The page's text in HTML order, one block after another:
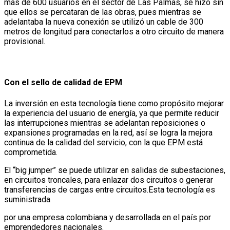
más de 600 usuarios en el sector de Las Palmas, se hizo sin
que ellos se percataran de las obras, pues mientras se
adelantaba la nueva conexión se utilizó un cable de 300
metros de longitud para conectarlos a otro circuito de manera
provisional.
Con el sello de calidad de EPM
La inversión en esta tecnología tiene como propósito mejorar
la experiencia del usuario de energía, ya que permite reducir
las interrupciones mientras se adelantan reposiciones o
expansiones programadas en la red, así se logra la mejora
continua de la calidad del servicio, con la que EPM está
comprometida.
El “big jumper” se puede utilizar en salidas de subestaciones,
en circuitos troncales, para enlazar dos circuitos o generar
transferencias de cargas entre circuitos.Esta tecnología es
suministrada
por una empresa colombiana y desarrollada en el país por
emprendedores nacionales.